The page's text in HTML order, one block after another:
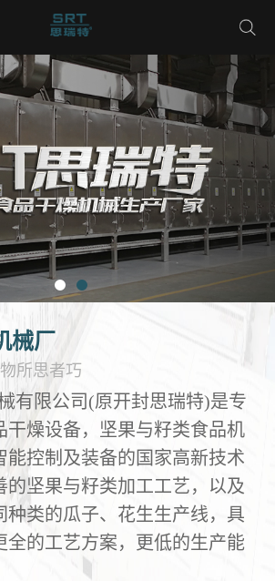
厂
所思者巧
有限公司(原开封思瑞特)是专
干燥设备，坚果与籽类食品机
能控制及装备的国家高新技术
的坚果与籽类加工工艺，以及
种类的瓜子、花生生产线，具
全的工艺方案，更低的生产能